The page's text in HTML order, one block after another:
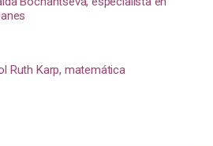
Ruth Karp, matemática